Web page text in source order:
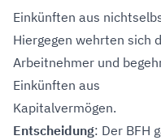
Einkünften aus
Hiergegen wehrten sich
Arbeitnehmer und
Einkünften aus
Kapitalvermögen.
Entscheidung: Der BFH